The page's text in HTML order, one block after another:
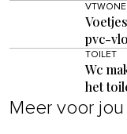
pvc-
TOILET
Wc
het
Meer voor jou